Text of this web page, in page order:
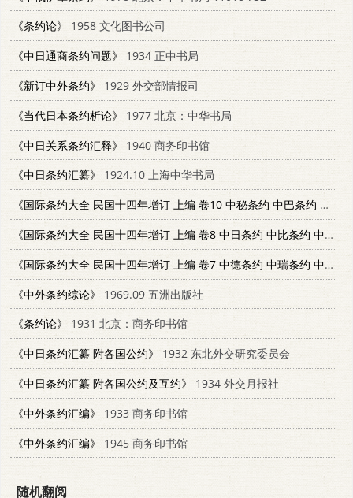
《条约论》
1958 文化图书公司
《中日通商条约问题》
1934 正中书局
《新订中外条约》
1929 外交部情报司
《当代日本条约析论》
1977 北京：中华书局
《中日关系条约汇释》
1940 商务印书馆
《中日条约汇纂》
1924.10 上海中华书局
《国际条约大全 民国十四年增订 上编 卷10 中秘条约 中巴条约 中葡条约》
《国际条约大全 民国十四年增订 上编 卷8 中日条约 中比条约 中义条约》
《国际条约大全 民国十四年增订 上编 卷7 中德条约 中瑞条约 中丹条约》
《中外条约综论》
1969.09 五洲出版社
《条约论》
1931 北京：商务印书馆
《中日条约汇纂 附各国公约》
1932 东北外交研究委员会
《中日条约汇纂 附各国公约及互约》
1934 外交月报社
《中外条约汇编》
1933 商务印书馆
《中外条约汇编》
1945 商务印书馆
随机翻阅